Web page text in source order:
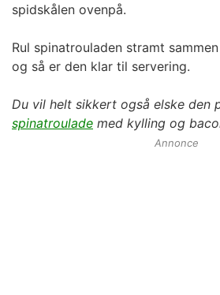
spidskålen ovenpå.
Rul spinatrouladen stramt
og så er den klar til servering.
Du vil helt sikkert også elske den
spinatroulade med kylling og
Annonce